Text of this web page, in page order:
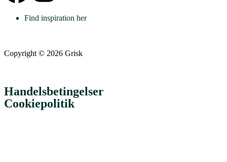
Find inspiration her
Copyright © 2026 Grisk
Handelsbetingelser
Cookiepolitik